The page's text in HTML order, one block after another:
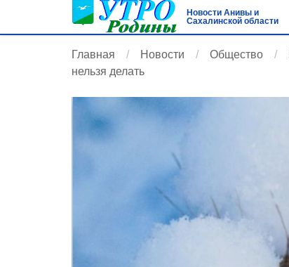
Новости Анивы и
Сахалинской области
Главная Новости Общество
нельзя делать